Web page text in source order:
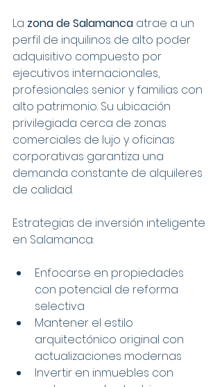
La zona de Salamanca atrae a un
perfil de inquilinos de alto poder
adquisitivo compuesto por
ejecutivos internacionales,
profesionales senior y familias con
alto patrimonio. Su ubicación
privilegiada cerca de zonas
comerciales de lujo y oficinas
corporativas garantiza una
demanda constante de alquileres
de calidad.
Estrategias de inversión inteligente
en Salamanca:
Enfocarse en propiedades
con potencial de reforma
selectiva
Mantener el estilo
arquitectónico original con
actualizaciones modernas
Invertir en inmuebles con